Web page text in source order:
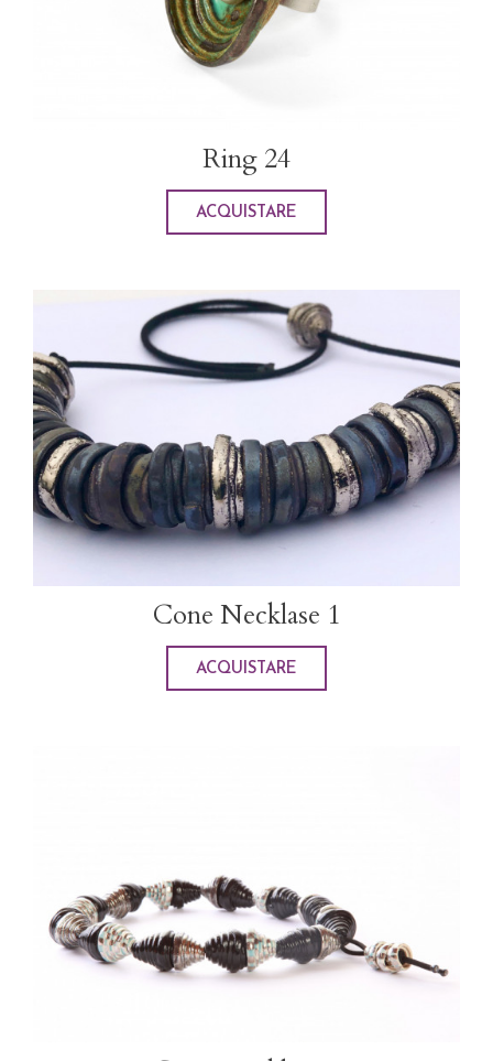
Ring 24
ACQUISTARE
Cone Necklase 1
ACQUISTARE